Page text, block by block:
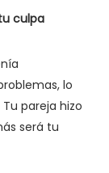
culpa
lo
pareja hizo
será tu